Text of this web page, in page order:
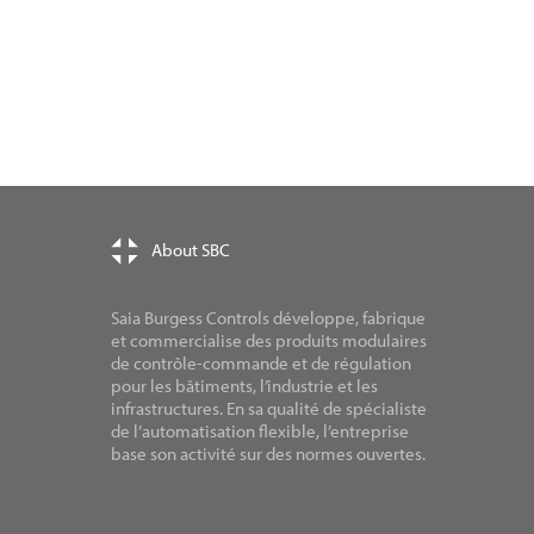
About SBC
Saia Burgess Controls développe, fabrique
et commercialise des produits modulaires
de contrôle-commande et de régulation
pour les bâtiments, l’industrie et les
infrastructures. En sa qualité de spécialiste
de l’automatisation flexible, l’entreprise
base son activité sur des normes ouvertes.